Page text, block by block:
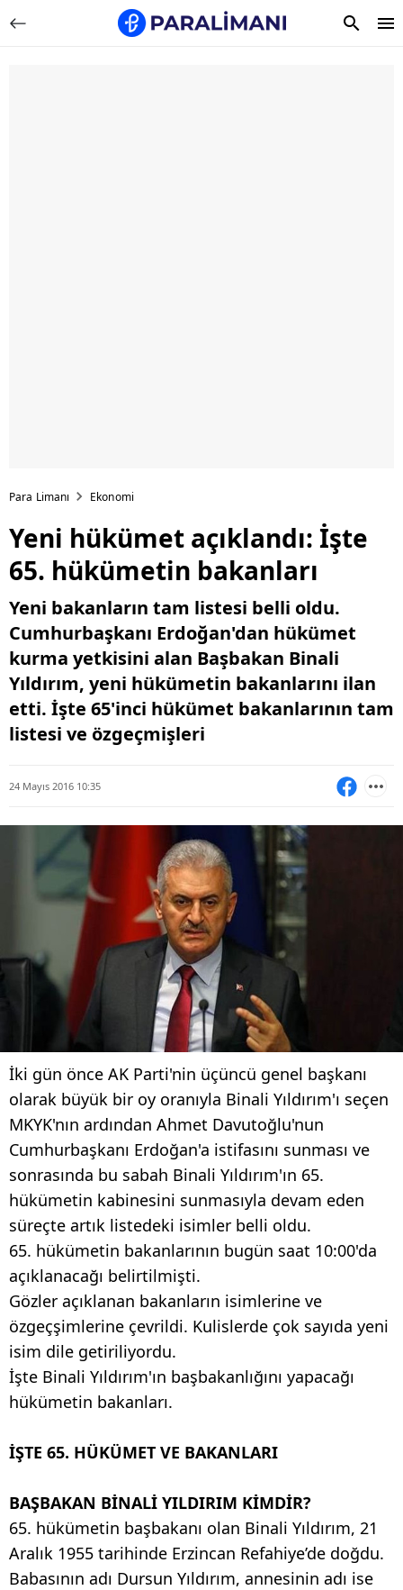
Para Limanı Ekonomi
Yeni hükümet açıklandı: İşte
65. hükümetin bakanları
Yeni bakanların tam listesi belli oldu.
Cumhurbaşkanı Erdoğan'dan hükümet
kurma yetkisini alan Başbakan Binali
Yıldırım, yeni hükümetin bakanlarını ilan
etti. İşte 65'inci hükümet bakanlarının tam
listesi ve özgeçmişleri
24 Mayıs 2016 10:35
İki gün önce AK Parti'nin üçüncü genel başkanı
olarak büyük bir oy oranıyla Binali Yıldırım'ı seçen
MKYK'nın ardından Ahmet Davutoğlu'nun
Cumhurbaşkanı Erdoğan'a istifasını sunması ve
sonrasında bu sabah Binali Yıldırım'ın 65.
hükümetin kabinesini sunmasıyla devam eden
süreçte artık listedeki isimler belli oldu.
65. hükümetin bakanlarının bugün saat 10:00'da
açıklanacağı belirtilmişti.
Gözler açıklanan bakanların isimlerine ve
özgeçşimlerine çevrildi. Kulislerde çok sayıda yeni
isim dile getiriliyordu.
İşte Binali Yıldırım'ın başbakanlığını yapacağı
hükümetin bakanları.
İŞTE 65. HÜKÜMET VE BAKANLARI
BAŞBAKAN BİNALİ YILDIRIM KİMDİR?
65. hükümetin başbakanı olan Binali Yıldırım, 21
Aralık 1955 tarihinde Erzincan Refahiye’de doğdu.
Babasının adı Dursun Yıldırım, annesinin adı ise